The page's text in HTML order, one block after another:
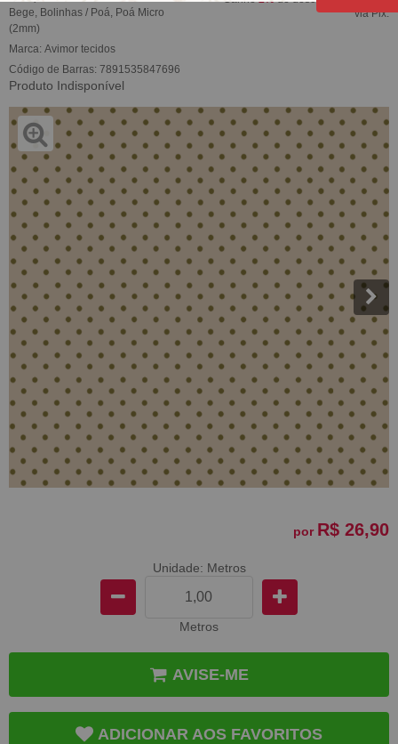
Bege Bolinhas / Poá Poá Micro
(2mm)
Marca: Avimor tecidos
Código de Barras: 7891535847696
Produto Indisponível
via Pix.
por R$ 26,90
Unidade: Metros
Metros
AVISE-ME
ADICIONAR AOS FAVORITOS